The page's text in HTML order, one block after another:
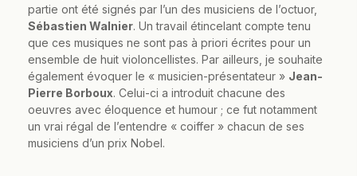
partie ont été signés par l’un des musiciens de l’octuor,
Sébastien Walnier. Un travail étincelant compte tenu
que ces musiques ne sont pas à priori écrites pour un
ensemble de huit violoncellistes. Par ailleurs, je souhaite
également évoquer le « musicien-présentateur » Jean-
Pierre Borboux. Celui-ci a introduit chacune des
oeuvres avec éloquence et humour ; ce fut notamment
un vrai régal de l’entendre « coiffer » chacun de ses
musiciens d’un prix Nobel.